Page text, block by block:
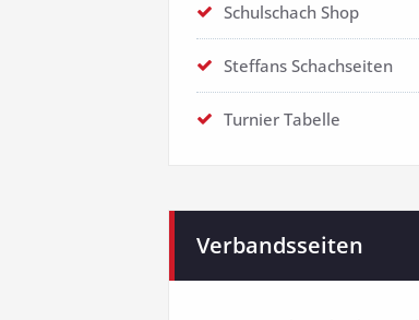
Schulschach Shop
Steffans Schachseiten
Turnier Tabelle
Verbandsseiten